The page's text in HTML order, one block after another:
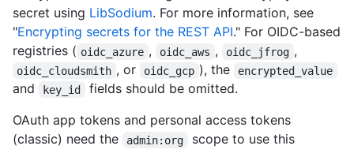
secret using LibSodium. For more information, see
"Encrypting secrets for the REST API." For OIDC-based
registries ( oidc_azure , oidc_aws , oidc_jfrog ,
oidc_cloudsmith , or oidc_gcp ), the encrypted_value
and key_id
fields should be omitted.
OAuth app tokens and personal access tokens
(classic) need the
admin:org
scope to use this